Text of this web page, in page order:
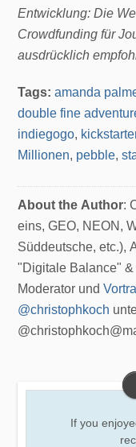
Entwicklung: Die
Crowdfunding für
ausdrücklich
Tags:amanda
double fine
indiegogo,
Millionen, pebble,
About the Author:
eins, GEO, NEON,
Süddeutsche, etc.),
"Digitale Balance"
Moderator und
@christophkoch
If you